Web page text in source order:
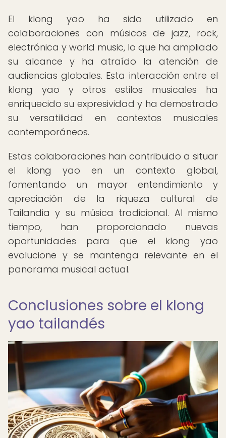
El klong yao ha sido utilizado en
colaboraciones con músicos de jazz, rock,
electrónica y world music, lo que ha ampliado
su alcance y ha atraído la atención de
audiencias globales. Esta interacción entre el
klong yao y otros estilos musicales ha
enriquecido su expresividad y ha demostrado
su versatilidad en contextos musicales
contemporáneos.
Estas colaboraciones han contribuido a situar
el klong yao en un contexto global,
fomentando un mayor entendimiento y
apreciación de la riqueza cultural de
Tailandia y su música tradicional. Al mismo
tiempo, han proporcionado nuevas
oportunidades para que el klong yao
evolucione y se mantenga relevante en el
panorama musical actual.
Conclusiones sobre el klong
yao tailandés